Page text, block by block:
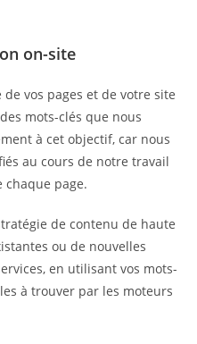
on-site
vos pages et de votre site
mots-clés que nous
à cet objectif, car nous
au cours de notre travail
page.
de contenu de haute
ou de nouvelles
en utilisant vos mots-
à trouver par les moteurs